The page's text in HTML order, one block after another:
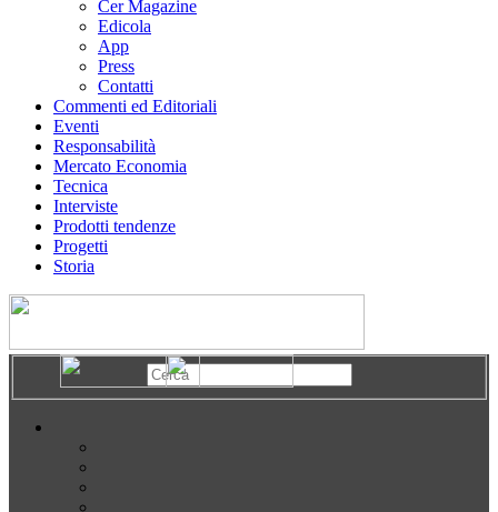
Cer Magazine
Edicola
App
Press
Contatti
Commenti ed Editoriali
Eventi
Responsabilità
Mercato Economia
Tecnica
Interviste
Prodotti tendenze
Progetti
Storia